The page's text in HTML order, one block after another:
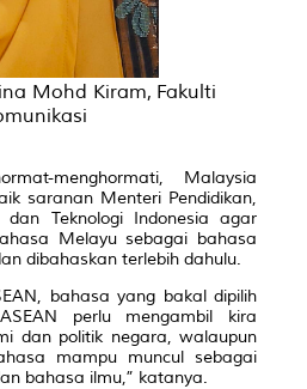
Mohd Kiram, Fakulti
menghormati, Malaysia
saranan Menteri Pendidikan,
dan Teknologi Indonesia agar
Melayu sebagai bahasa
dibahaskan terlebih dahulu.
bahasa yang bakal dipilih
perlu mengambil kira
dan politik negara, walaupun
mampu muncul sebagai
bahasa ilmu,” katanya.